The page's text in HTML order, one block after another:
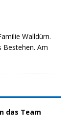
Walldürn.
Bestehen. Am
das Team